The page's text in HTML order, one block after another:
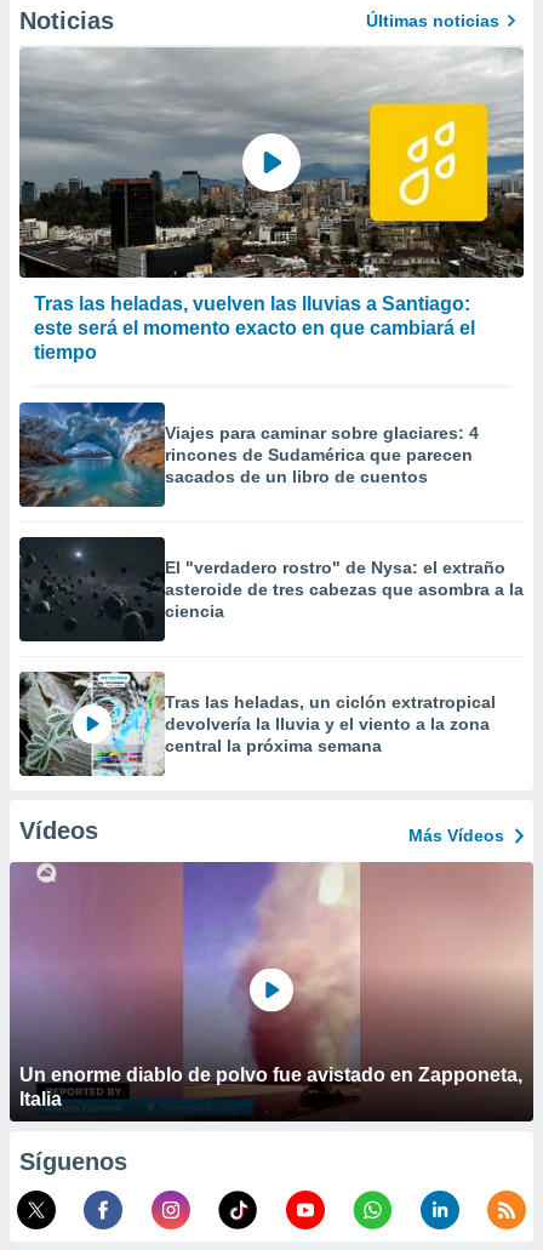
Noticias Últimas noticias
Tras las heladas, vuelven las lluvias a Santiago:
este será el momento exacto en que cambiará el
tiempo
Viajes para caminar sobre glaciares: 4
rincones de Sudamérica que parecen
sacados de un libro de cuentos
El "verdadero rostro" de Nysa: el extraño
asteroide de tres cabezas que asombra a la
ciencia
Tras las heladas, un ciclón extratropical
devolvería la lluvia y el viento a la zona
central la próxima semana
Vídeos Más Vídeos
Un enorme diablo de polvo fue avistado en Zapponeta,
Italia
Síguenos